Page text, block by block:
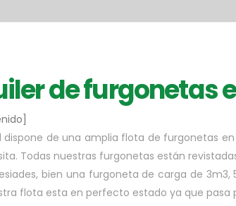
de furgonetas
dispone de una amplia flota de furgonetas
Todas nuestras furgonetas están
bien una furgoneta de carga de
flota esta en perfecto estado ya que pasa